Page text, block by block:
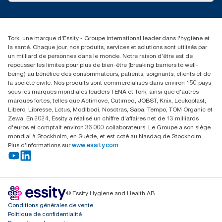
Réclamation pour distributeurs
02 766 05 30
Essity Belgium NV
Berkenlaan 8B
1831 MACHELEN
Tork, une marque d'Essity - Groupe international leader dans l'hygiène et
la santé. Chaque jour, nos produits, services et solutions sont utilisés par
un milliard de personnes dans le monde. Notre raison d’être est de
repousser les limites pour plus de bien-être (breaking barriers to well-
being) au bénéfice des consommateurs, patients, soignants, clients et de
la société civile. Nos produits sont commercialisés dans environ 150 pays
sous les marques mondiales leaders TENA et Tork, ainsi que d'autres
marques fortes, telles que Actimove, Cutimed, JOBST, Knix, Leukoplast,
Libero, Libresse, Lotus, Modibodi, Nosotras, Saba, Tempo, TOM Organic et
Zewa. En 2024, Essity a réalisé un chiffre d'affaires net de 13 milliards
d'euros et comptait environ 36.000 collaborateurs. Le Groupe a son siège
mondial à Stockholm, en Suède, et est coté au Nasdaq de Stockholm.
Plus d’informations sur www.essity.com
© Essity Hygiene and Health AB
Conditions générales de vente
Politique de confidentialité